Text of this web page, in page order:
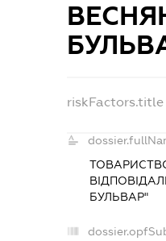
riskFactors.title
БУЛЬВАР"